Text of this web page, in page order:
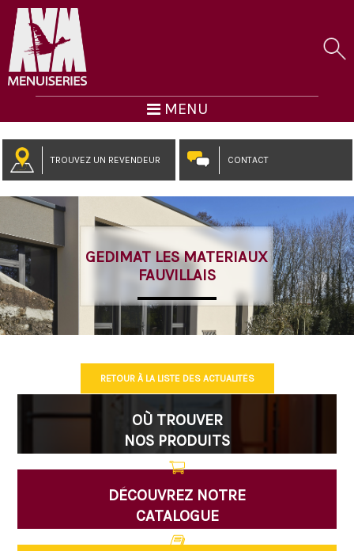
MENU
TROUVEZ UN REVENDEUR CONTACT
GEDIMAT LES MATERIAUX
FAUVILLAIS
RETOUR À LA LISTE DES ACTUALITÉS
OÙ TROUVER
NOS PRODUITS
DÉCOUVREZ NOTRE
CATALOGUE